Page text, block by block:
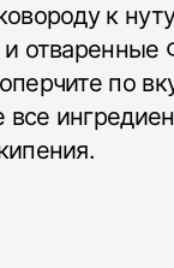
к
и отваренные
по